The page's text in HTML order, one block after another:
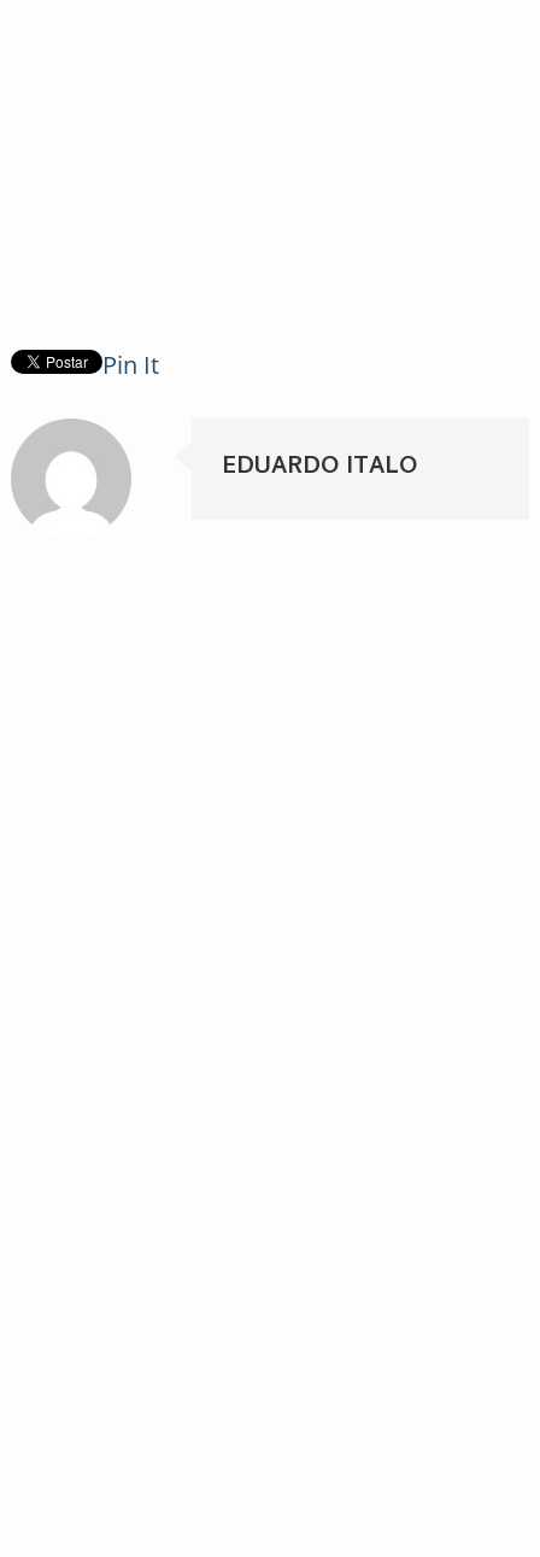
Pin It
EDUARDO ITALO